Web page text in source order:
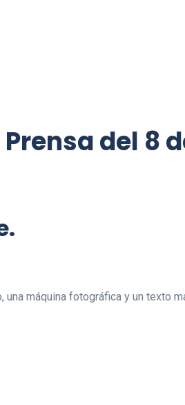
del 8
máquina fotográfica y un texto